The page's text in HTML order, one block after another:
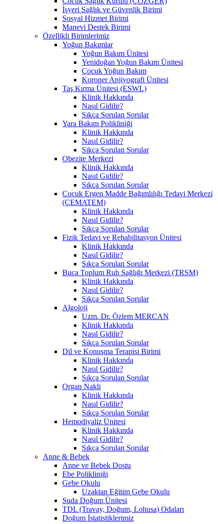
İşyeri Sağlık ve Güvenlik Birimi
Sosyal Hizmet Birimi
Manevi Destek Birimi
Özellikli Birimlerimiz
Yoğun Bakımlar
Yoğun Bakım Ünitesi
Yenidoğan Yoğun Bakım Ünitesi
Çocuk Yoğun Bakım
Koroner Anjiyografi Ünitesi
Taş Kırma Ünitesi (ESWL)
Klinik Hakkında
Nasıl Gidilir?
Sıkça Sorulan Sorular
Yara Bakım Polikliniği
Klinik Hakkında
Nasıl Gidilir?
Sıkça Sorulan Sorular
Obezite Merkezi
Klinik Hakkında
Nasıl Gidilir?
Sıkça Sorulan Sorular
Çocuk Ergen Madde Bağımlılığı Tedavi Merkezi
(ÇEMATEM)
Klinik Hakkında
Nasıl Gidilir?
Sıkça Sorulan Sorular
Fizik Tedavi ve Rehabilitasyon Ünitesi
Klinik Hakkında
Nasıl Gidilir?
Sıkça Sorulan Sorular
Buca Toplum Ruh Sağlığı Merkezi (TRSM)
Klinik Hakkında
Nasıl Gidilir?
Sıkça Sorulan Sorular
Algoloji
Uzm. Dr. Özlem MERCAN
Klinik Hakkında
Nasıl Gidilir?
Sıkça Sorulan Sorular
Dil ve Konuşma Terapisi Birimi
Klinik Hakkında
Nasıl Gidilir?
Sıkça Sorulan Sorular
Organ Nakli
Klinik Hakkında
Nasıl Gidilir?
Sıkça Sorulan Sorular
Hemodiyaliz Ünitesi
Klinik Hakkında
Nasıl Gidilir?
Sıkça Sorulan Sorular
Anne & Bebek
Anne ve Bebek Dostu
Ebe Polikliniği
Gebe Okulu
Uzaktan Eğitim Gebe Okulu
Suda Doğum Ünitesi
TDL (Travay, Doğum, Lohusa) Odaları
Doğum İstatistiklerimiz